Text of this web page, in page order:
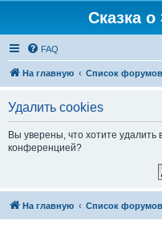
Сказка
FAQ
На главную Список форумов
Удалить cookies
Вы уверены, что хотите
конференцией?
На главную Список форумов